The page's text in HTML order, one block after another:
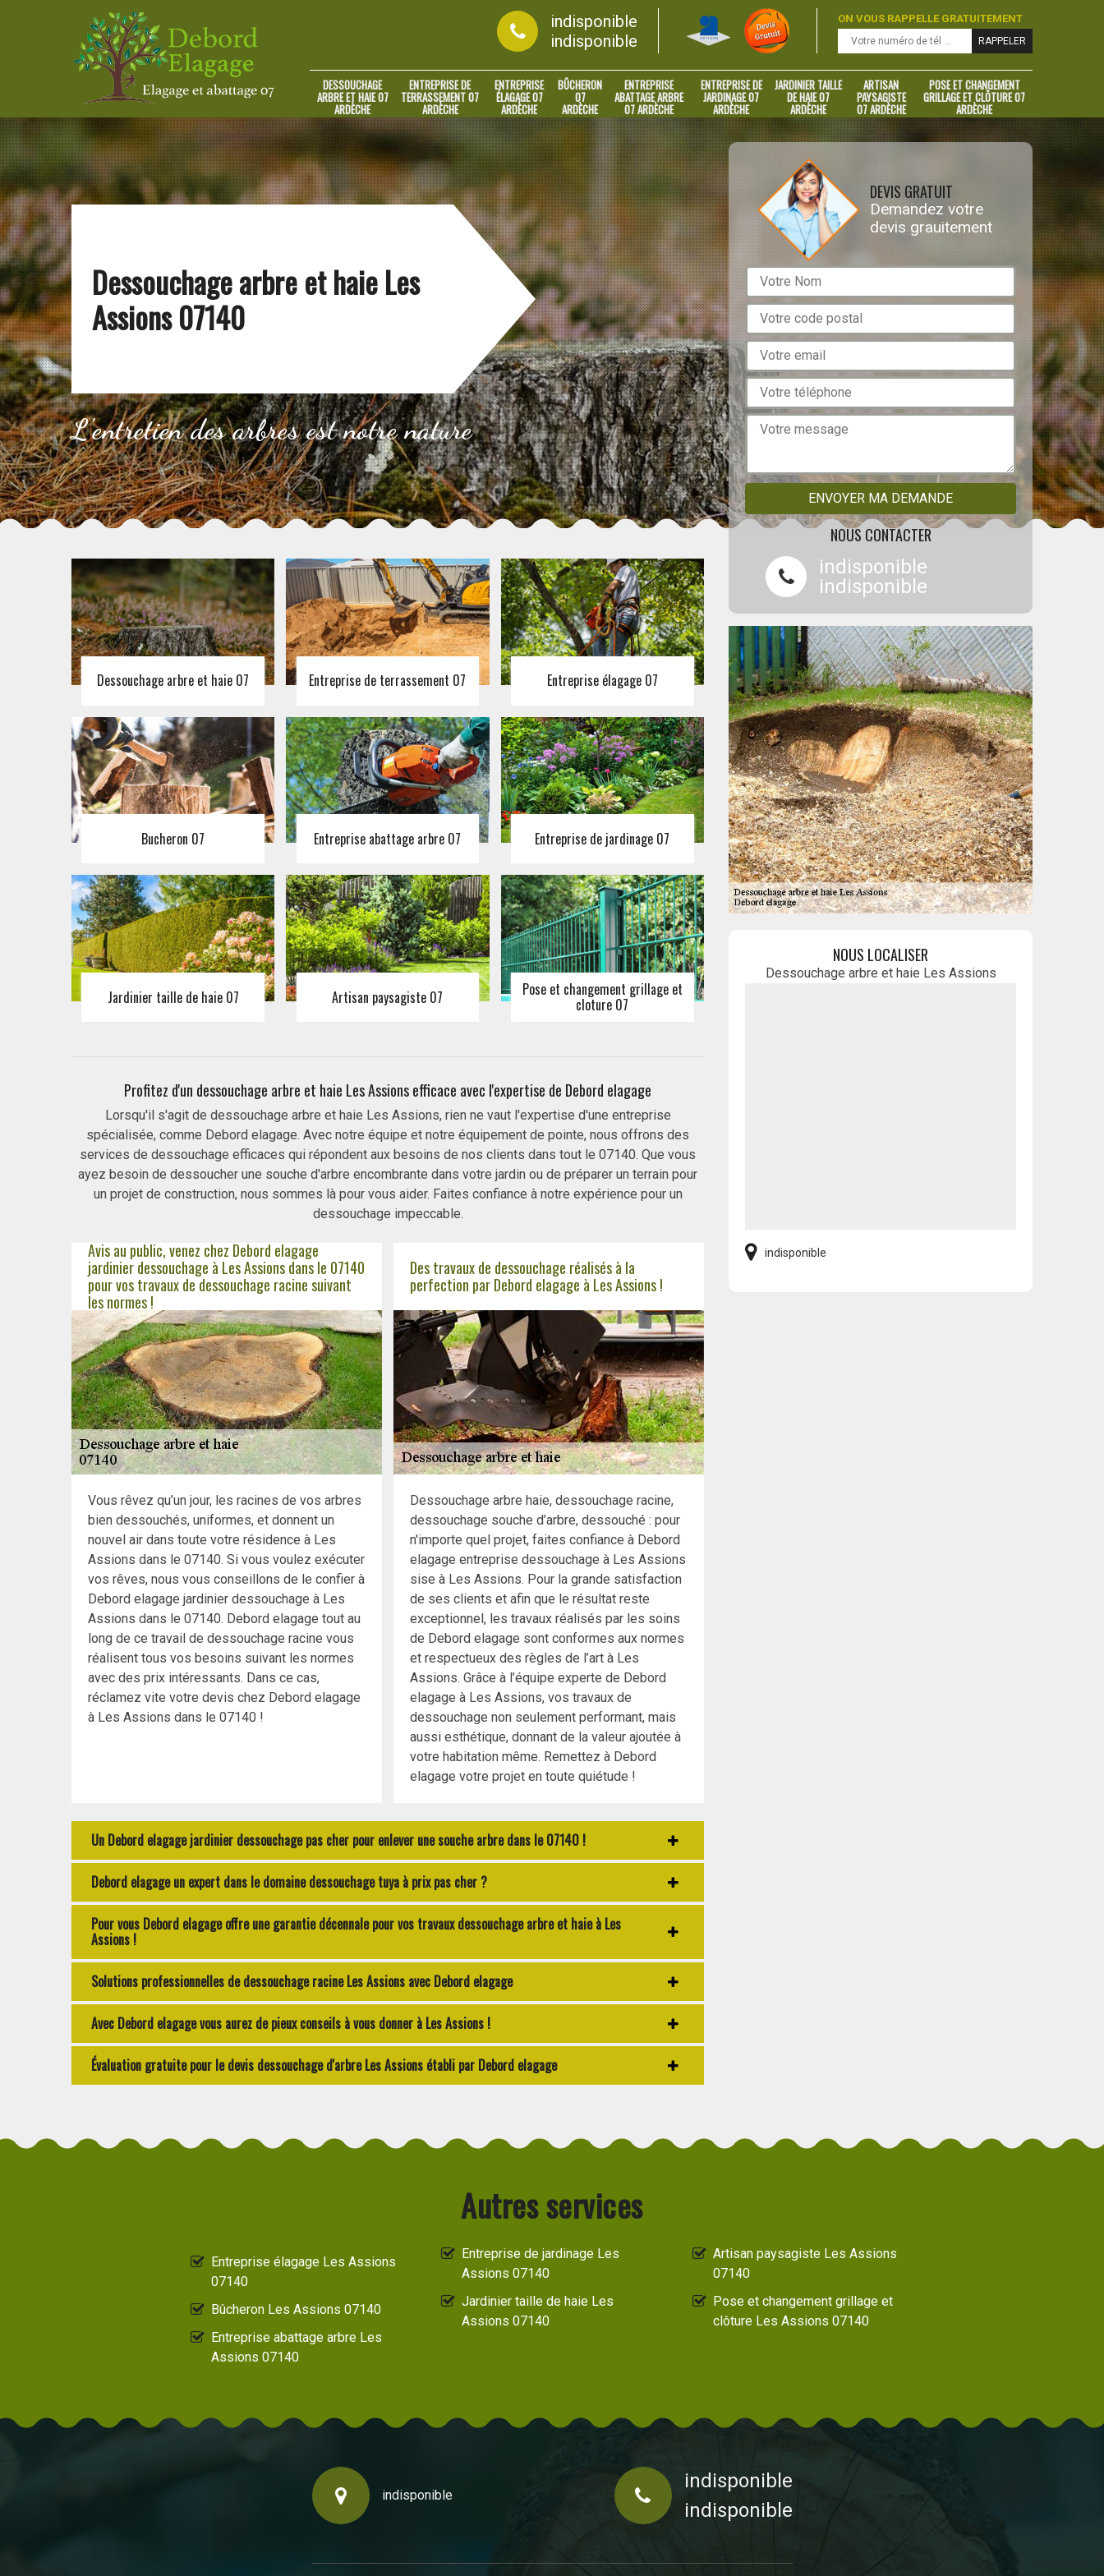
indisponible
indisponible
ON VOUS RAPPELLE GRATUITEMENT
DESSOUCHAGE
ARBRE ET HAIE 07
ARDÈCHE
ENTREPRISE DE
TERRASSEMENT 07
ARDÈCHE
ENTREPRISE
ÉLAGAGE 07
ARDÈCHE
BÛCHERON
07
ARDÈCHE
ENTREPRISE
ABATTAGE ARBRE
07 ARDÈCHE
ENTREPRISE DE
JARDINAGE 07
ARDÈCHE
JARDINIER TAILLE
DE HAIE 07
ARDÈCHE
ARTISAN
PAYSAGISTE
07 ARDÈCHE
POSE ET CHANGEMENT
GRILLAGE ET CLÔTURE 07
ARDÈCHE
Dessouchage arbre et haie Les
Assions 07140
L'entretien des arbres est notre nature
Dessouchage arbre et haie 07 Entreprise de terrassement 07 Entreprise élagage 07
Bucheron 07 Entreprise abattage arbre 07 Entreprise de jardinage 07
Jardinier taille de haie 07 Artisan paysagiste 07 Pose et changement grillage et
cloture 07
Profitez d'un dessouchage arbre et haie Les Assions efficace avec l'expertise de Debord elagage
Lorsqu'il s'agit de dessouchage arbre et haie Les Assions, rien ne vaut l'expertise d'une entreprise
spécialisée, comme Debord elagage. Avec notre équipe et notre équipement de pointe, nous offrons des
services de dessouchage efficaces qui répondent aux besoins de nos clients dans tout le 07140. Que vous
ayez besoin de dessoucher une souche d'arbre encombrante dans votre jardin ou de préparer un terrain pour
un projet de construction, nous sommes là pour vous aider. Faites confiance à notre expérience pour un
dessouchage impeccable.
Avis au public, venez chez Debord elagage
jardinier dessouchage à Les Assions dans le 07140
pour vos travaux de dessouchage racine suivant
les normes !
Vous rêvez qu’un jour, les racines de vos arbres
bien dessouchés, uniformes, et donnent un
nouvel air dans toute votre résidence à Les
Assions dans le 07140. Si vous voulez exécuter
vos rêves, nous vous conseillons de le confier à
Debord elagage jardinier dessouchage à Les
Assions dans le 07140. Debord elagage tout au
long de ce travail de dessouchage racine vous
réalisent tous vos besoins suivant les normes
avec des prix intéressants. Dans ce cas,
réclamez vite votre devis chez Debord elagage
à Les Assions dans le 07140 !
Des travaux de dessouchage réalisés à la
perfection par Debord elagage à Les Assions !
Dessouchage arbre haie, dessouchage racine,
dessouchage souche d’arbre, dessouché : pour
n'importe quel projet, faites confiance à Debord
elagage entreprise dessouchage à Les Assions
sise à Les Assions. Pour la grande satisfaction
de ses clients et afin que le résultat reste
exceptionnel, les travaux réalisés par les soins
de Debord elagage sont conformes aux normes
et respectueux des règles de l’art à Les
Assions. Grâce à l’équipe experte de Debord
elagage à Les Assions, vos travaux de
dessouchage non seulement performant, mais
aussi esthétique, donnant de la valeur ajoutée à
votre habitation même. Remettez à Debord
elagage votre projet en toute quiétude !
Un Debord elagage jardinier dessouchage pas cher pour enlever une souche arbre dans le 07140 !
Debord elagage un expert dans le domaine dessouchage tuya à prix pas cher ?
Pour vous Debord elagage offre une garantie décennale pour vos travaux dessouchage arbre et haie à Les
Assions !
Solutions professionnelles de dessouchage racine Les Assions avec Debord elagage
Avec Debord elagage vous aurez de pieux conseils à vous donner à Les Assions !
Évaluation gratuite pour le devis dessouchage d'arbre Les Assions établi par Debord elagage
DEVIS GRATUIT
Demandez votre
devis grauitement
NOUS CONTACTER
indisponible
indisponible
NOUS LOCALISER
Dessouchage arbre et haie Les Assions
indisponible
Autres services
Entreprise élagage Les Assions
07140
Bûcheron Les Assions 07140
Entreprise abattage arbre Les
Assions 07140
Entreprise de jardinage Les
Assions 07140
Jardinier taille de haie Les
Assions 07140
Artisan paysagiste Les Assions
07140
Pose et changement grillage et
clôture Les Assions 07140
indisponible
indisponible
indisponible